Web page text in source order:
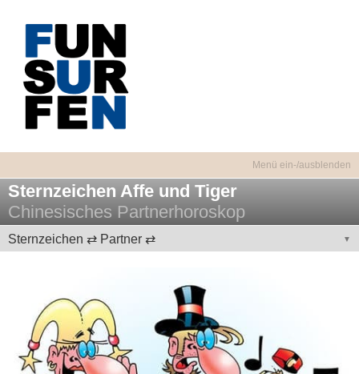
Sternzeichen Affe und Tiger
Chinesisches Partnerhoroskop
Sternzeichen ⇄ Partner ⇄